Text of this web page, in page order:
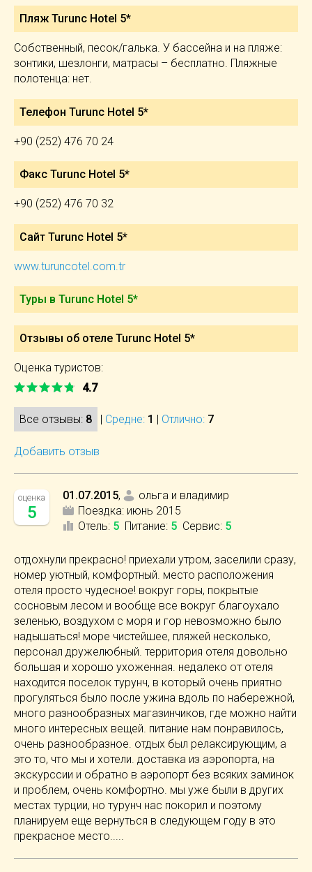
Пляж Turunc Hotel 5*
Собственный, песок/галька. У бассейна и на пляже:
зонтики, шезлонги, матрасы – бесплатно. Пляжные
полотенца: нет.
Телефон Turunc Hotel 5*
+90 (252) 476 70 24
Факс Turunc Hotel 5*
+90 (252) 476 70 32
Сайт Turunc Hotel 5*
www.turuncotel.com.tr
Туры в Turunc Hotel 5*
Отзывы об отеле Turunc Hotel 5*
Оценка туристов:
4.7
Все отзывы: 8 | Средне: 1 | Отлично: 7
Добавить отзыв
оценка
5
01.07.2015,
ольга и владимир
Поездка: июнь 2015
Отель: 5 Питание: 5 Сервис: 5
отдохнули прекрасно! приехали утром, заселили сразу,
номер уютный, комфортный. место расположения
отеля просто чудесное! вокруг горы, покрытые
сосновым лесом и вообще все вокруг благоухало
зеленью, воздухом с моря и гор невозможно было
надышаться! море чистейшее, пляжей несколько,
персонал дружелюбный. территория отеля довольно
большая и хорошо ухоженная. недалеко от отеля
находится поселок турунч, в который очень приятно
прогуляться было после ужина вдоль по набережной,
много разнообразных магазинчиков, где можно найти
много интересных вещей. питание нам понравилось,
очень разнообразное. отдых был релаксирующим, а
это то, что мы и хотели. доставка из аэропорта, на
экскурссии и обратно в аэропорт без всяких заминок
и проблем, очень комфортно. мы уже были в других
местах турции, но турунч нас покорил и поэтому
планируем еще вернуться в следующем году в это
прекрасное место.....